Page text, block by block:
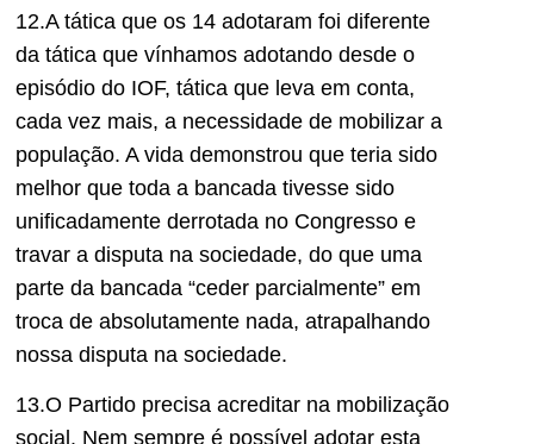
12.A tática que os 14 adotaram foi diferente
da tática que vínhamos adotando desde o
episódio do IOF, tática que leva em conta,
cada vez mais, a necessidade de mobilizar a
população. A vida demonstrou que teria sido
melhor que toda a bancada tivesse sido
unificadamente derrotada no Congresso e
travar a disputa na sociedade, do que uma
parte da bancada “ceder parcialmente” em
troca de absolutamente nada, atrapalhando
nossa disputa na sociedade.
13.O Partido precisa acreditar na mobilização
social. Nem sempre é possível adotar esta